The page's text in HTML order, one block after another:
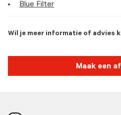
Blue Filter
Wil je meer informatie of advies
Maak een